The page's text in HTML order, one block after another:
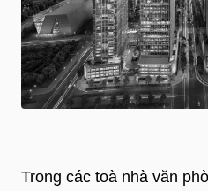
Trong các toà nhà văn